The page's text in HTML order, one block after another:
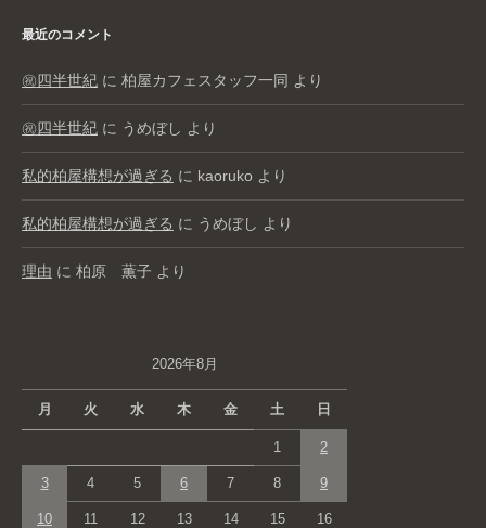
最近のコメント
㊗️四半世紀 に 柏屋カフェスタッフ一同 より
㊗️四半世紀 に うめぼし より
私的柏屋構想が過ぎる に kaoruko より
私的柏屋構想が過ぎる に うめぼし より
理由 に 柏原 薫子 より
2026年8月
月 火 水 木 金 土 日
1 2
3 4 5 6 7 8 9
10 11 12 13 14 15 16